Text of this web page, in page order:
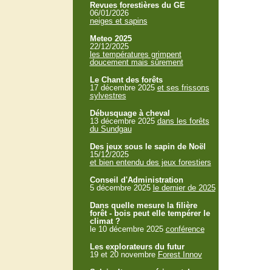
Revues forestières du GE
06/01/2026
neiges et sapins
Meteo 2025
22/12/2025
les températures grimpent
doucement mais sûrement
Le Chant des forêts
17 décembre 2025 et ses frissons
sylvestres
Débusquage à cheval
13 décembre 2025 dans les forêts
du Sundgau
Des jeux sous le sapin de Noël
15/12/2025
et bien entendu des jeux forestiers
Conseil d'Administration
5 décembre 2025 le dernier de 2025
Dans quelle mesure la filière
forêt - bois peut elle tempérer le
climat ?
le 10 décembre 2025 conférence
Les explorateurs du futur
19 et 20 novembre Forest Innov